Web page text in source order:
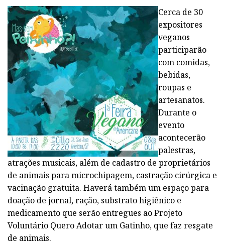
Cerca de 30
expositores
veganos
participarão
com comidas,
bebidas,
roupas e
artesanatos.
Durante o
evento
acontecerão
palestras,
atrações musicais, além de cadastro de proprietários
de animais para microchipagem, castração cirúrgica e
vacinação gratuita. Haverá também um espaço para
doação de jornal, ração, substrato higiênico e
medicamento que serão entregues ao Projeto
Voluntário Quero Adotar um Gatinho, que faz resgate
de animais.